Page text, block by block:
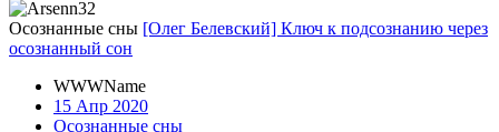
Осознанные сны [Олег Белевский] Ключ к подсознанию через
осознанный сон
WWWName
15 Апр 2020
Осознанные сны